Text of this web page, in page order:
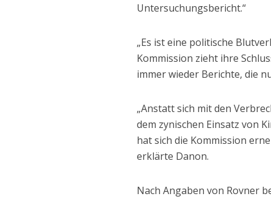
Untersuchungsbericht.“
„Es ist eine politische
Kommission zieht ihre
immer wieder Berichte, die
„Anstatt sich mit den
dem zynischen Einsatz von
hat sich die Kommission
erklärte Danon.
Nach Angaben von Rovner